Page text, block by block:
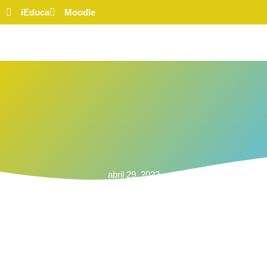
iEduca Moodle
abril 29, 2022